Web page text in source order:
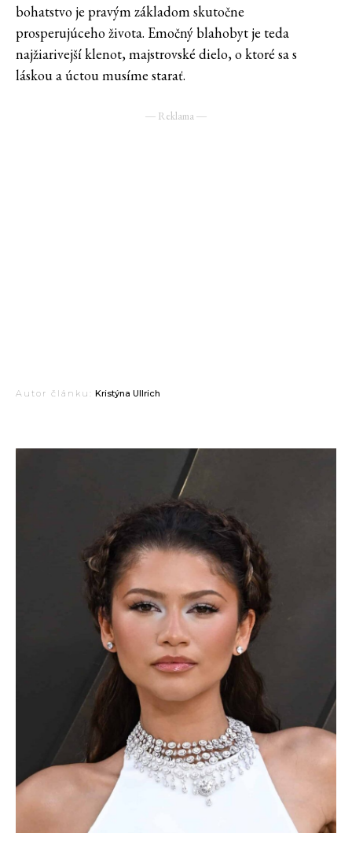
bohatstvo je pravým základom skutočne
prosperujúceho života. Emočný blahobyt je teda
najžiarivejší klenot, majstrovské dielo, o ktoré sa s
láskou a úctou musíme starať.
― Reklama ―
Autor článku: Kristýna Ullrich